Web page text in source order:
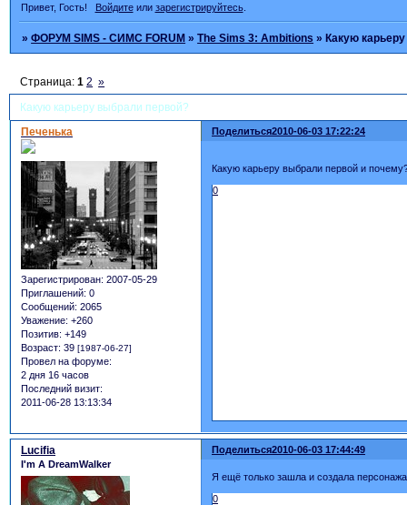
Привет, Гость! Войдитеили зарегистрируйтесь.
»ФОРУМ SIMS - СИМС FORUM »The Sims 3: Ambitions »Какую
Какую карьеру выбрали первой?
Страница:1 2 »
Поделиться2010-06-03 17:22:24
Печенька
Зарегистрирован: 2007-05-29
Приглашений: 0
Сообщений: 2065
Уважение: +260
Позитив: +149
Возраст: 39 [1987-06-27]
Провел на форуме:
2 дня 16 часов
Последний визит:
2011-06-28 13:13:34
Какую карьеру выбрали первой и
0
Поделиться2010-06-03 17:44:49
Lucifia
I'm A DreamWalker
Я ещё только зашла и создала
0